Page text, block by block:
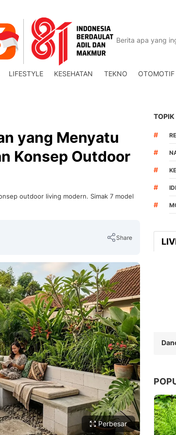
LIFESTYLE KESEHATAN TEKNO OTOMOTIF
yang Menyatu
Konsep Outdoor
outdoor living modern. Simak 7 model
Share
Copy Link
Perbesar
TOPIK
#
#
#
#
#